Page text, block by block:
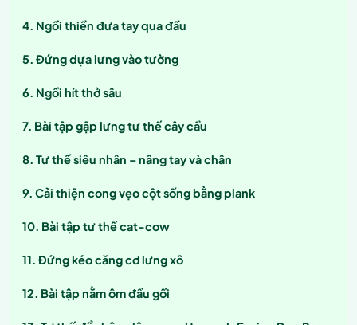
Ngồi thiền đưa tay qua đầu
Đứng dựa lưng vào tường
Ngồi hít thở sâu
Bài tập gập lưng tư thế cây cầu
Tư thế siêu nhân – nâng tay và chân
Cải thiện cong vẹo cột sống bằng plank
Bài tập tư thế cat-cow
Đứng kéo căng cơ lưng xô
Bài tập nằm ôm đầu gối